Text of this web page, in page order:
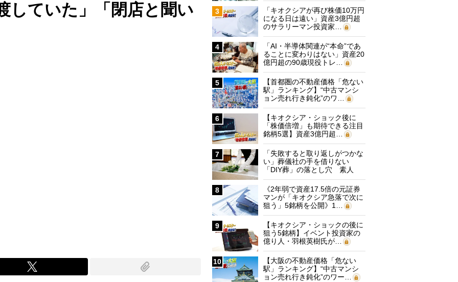
していた」「閉店と聞い
3
「キオクシアが再び株価10万円
になる日は遠い」資産3億円超
のサラリーマン投資家…
4
「AI・半導体関連が“本命”であ
ることに変わりはない」資産20
億円超の90歳現役トレ…
5
【首都圏の不動産価格「危ない
駅」ランキング】“中古マンシ
ョン売れ行き鈍化”のワ…
6
【キオクシア・ショック後に
「株価倍増」も期待できる注目
銘柄5選】資産3億円超…
7
「失敗すると取り返しがつかな
い」葬儀社の手を借りない
「DIY葬」の落とし穴 素人
に…
8
《2年弱で資産17.5倍の元証券
マンが「キオクシア急落で次に
狙う」5銘柄を公開》1…
9
【キオクシア・ショックの後に
狙う5銘柄】イベント投資家の
億り人・羽根英樹氏が…
10
【大阪の不動産価格「危ない
駅」ランキング】“中古マンシ
ョン売れ行き鈍化”のワー…